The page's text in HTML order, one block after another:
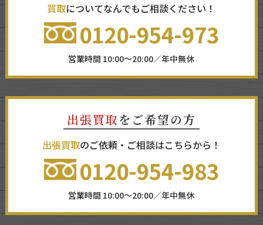
買取についてなんでもご相談ください！
0120-954-973
営業時間 10:00～20:00／年中無休
出張買取 をご希望の方
出張買取のご依頼・ご相談はこちらから！
0120-954-983
営業時間 10:00～20:00／年中無休